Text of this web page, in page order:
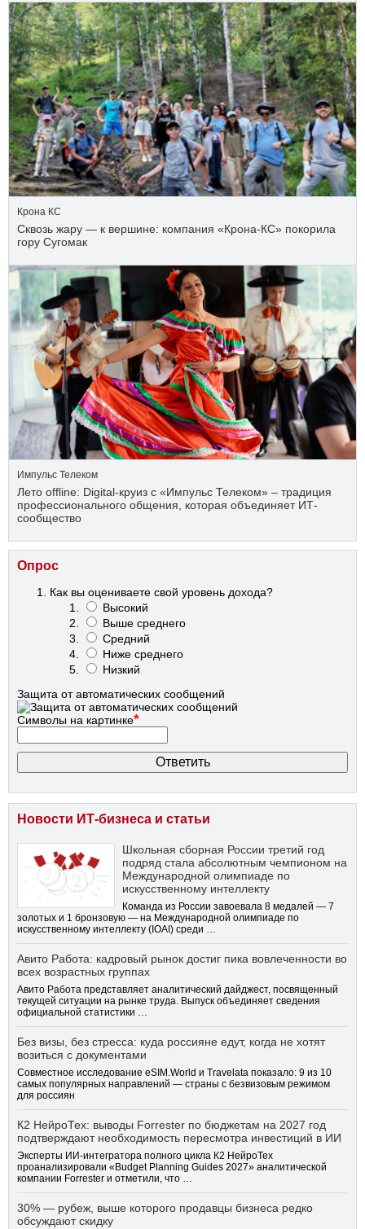
Крона КС
Сквозь жару — к вершине: компания «Крона‑КС» покорила
гору Сугомак
Импульс Телеком
Лето offline: Digital-круиз с «Импульс Телеком» – традиция
профессионального общения, которая объединяет ИТ-
сообщество
Опрос
Как вы оцениваете свой уровень дохода?
Высокий
Выше среднего
Средний
Ниже среднего
Низкий
Защита от автоматических сообщений
Символы на картинке*
Новости ИТ-бизнеса и статьи
Школьная сборная России третий год
подряд стала абсолютным чемпионом на
Международной олимпиаде по
искусственному интеллекту
Команда из России завоевала 8 медалей — 7
золотых и 1 бронзовую — на Международной олимпиаде по
искусственному интеллекту (IOAI) среди …
Авито Работа: кадровый рынок достиг пика вовлеченности во
всех возрастных группах
Авито Работа представляет аналитический дайджест, посвященный
текущей ситуации на рынке труда. Выпуск объединяет сведения
официальной статистики …
Без визы, без стресса: куда россияне едут, когда не хотят
возиться с документами
Совместное исследование eSIM.World и Travelata показало: 9 из 10
самых популярных направлений — страны с безвизовым режимом
для россиян
К2 НейроТех: выводы Forrester по бюджетам на 2027 год
подтверждают необходимость пересмотра инвестиций в ИИ
Эксперты ИИ-интегратора полного цикла К2 НейроТех
проанализировали «Budget Planning Guides 2027» аналитической
компании Forrester и отметили, что …
30% — рубеж, выше которого продавцы бизнеса редко
обсуждают скидку